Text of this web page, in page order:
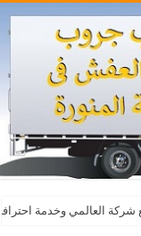
العالمي وخدمة